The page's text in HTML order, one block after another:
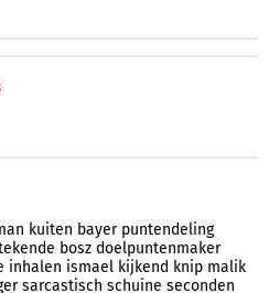
kuiten bayer puntendeling
bosz doelpuntenmaker
inhalen ismael kijkend knip malik
sarcastisch schuine seconden